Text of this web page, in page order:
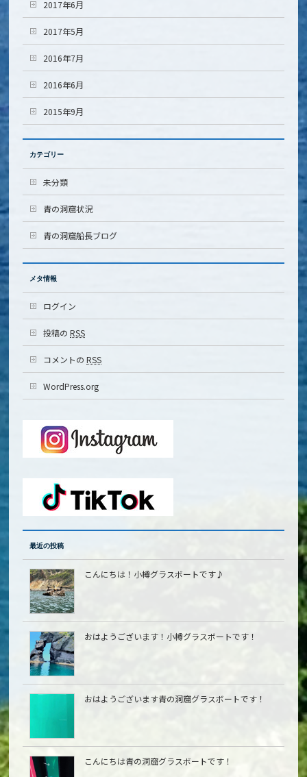
2017年6月
2017年5月
2016年7月
2016年6月
2015年9月
カテゴリー
未分類
青の洞窟状況
青の洞窟船長ブログ
メタ情報
ログイン
投稿のRSS
コメントのRSS
WordPress.org
最近の投稿
こんにちは！小樽グラスボートです♪
おはようございます！小樽グラスボートです！
おはようございます青の洞窟グラスボートです！
こんにちは青の洞窟グラスボートです！